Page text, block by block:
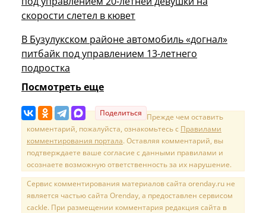
скорости слетел в кювет
В Бузулукском районе автомобиль «догнал»
питбайк под управлением 13-летнего
подростка
Посмотреть еще
Поделиться Прежде чем оставить
комментарий, пожалуйста, ознакомьтесь с Правилами
комментирования портала. Оставляя комментарий, вы
подтверждаете ваше согласие с данными правилами и
осознаете возможную ответственность за их нарушение.
Сервис комментирования материалов сайта orenday.ru не
является частью сайта Orenday, а предоставлен сервисом
cackle. При размещении комментария редакция сайта в